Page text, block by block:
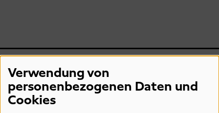
Verwendung von
personenbezogenen Daten und
Cookies